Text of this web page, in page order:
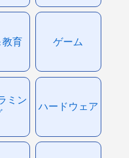
育 ゲーム
ミン
ハードウェア